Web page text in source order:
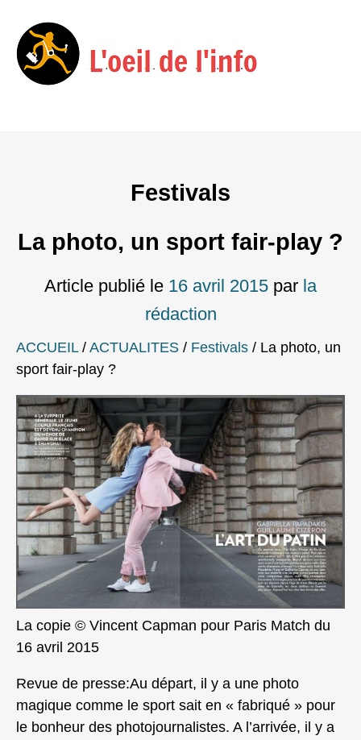
Festivals
La photo, un sport fair-play ?
Article publié le 16 avril 2015 par la
rédaction
ACCUEIL/ ACTUALITES / Festivals / La photo, un
sport fair-play ?
La copie © Vincent Capman pour Paris Match du
16 avril 2015
Revue de presse:Au départ, il y a une photo
magique comme le sport sait en « fabriqué » pour
le bonheur des photojournalistes. A l’arrivée, il y a